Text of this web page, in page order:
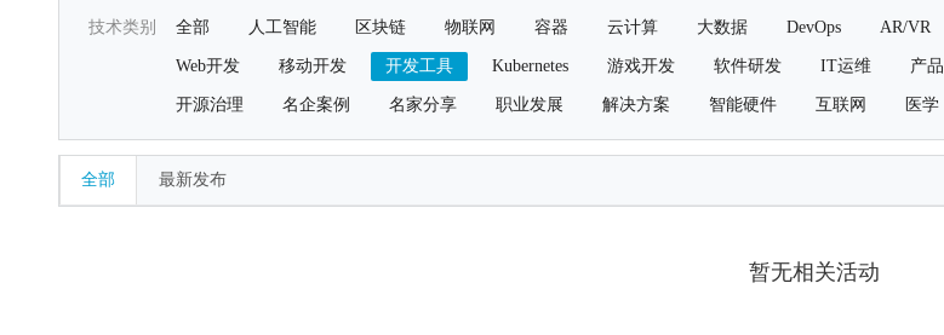
技术类别 全部 人工智能 区块链 物联网 容器 云计算 大数据 DevOps AR/VR
Web开发 移动开发 开发工具 Kubernetes 游戏开发 软件研发 IT运维 产品
开源治理 名企案例 名家分享 职业发展 解决方案 智能硬件 互联网 医学
全部 最新发布
暂无相关活动